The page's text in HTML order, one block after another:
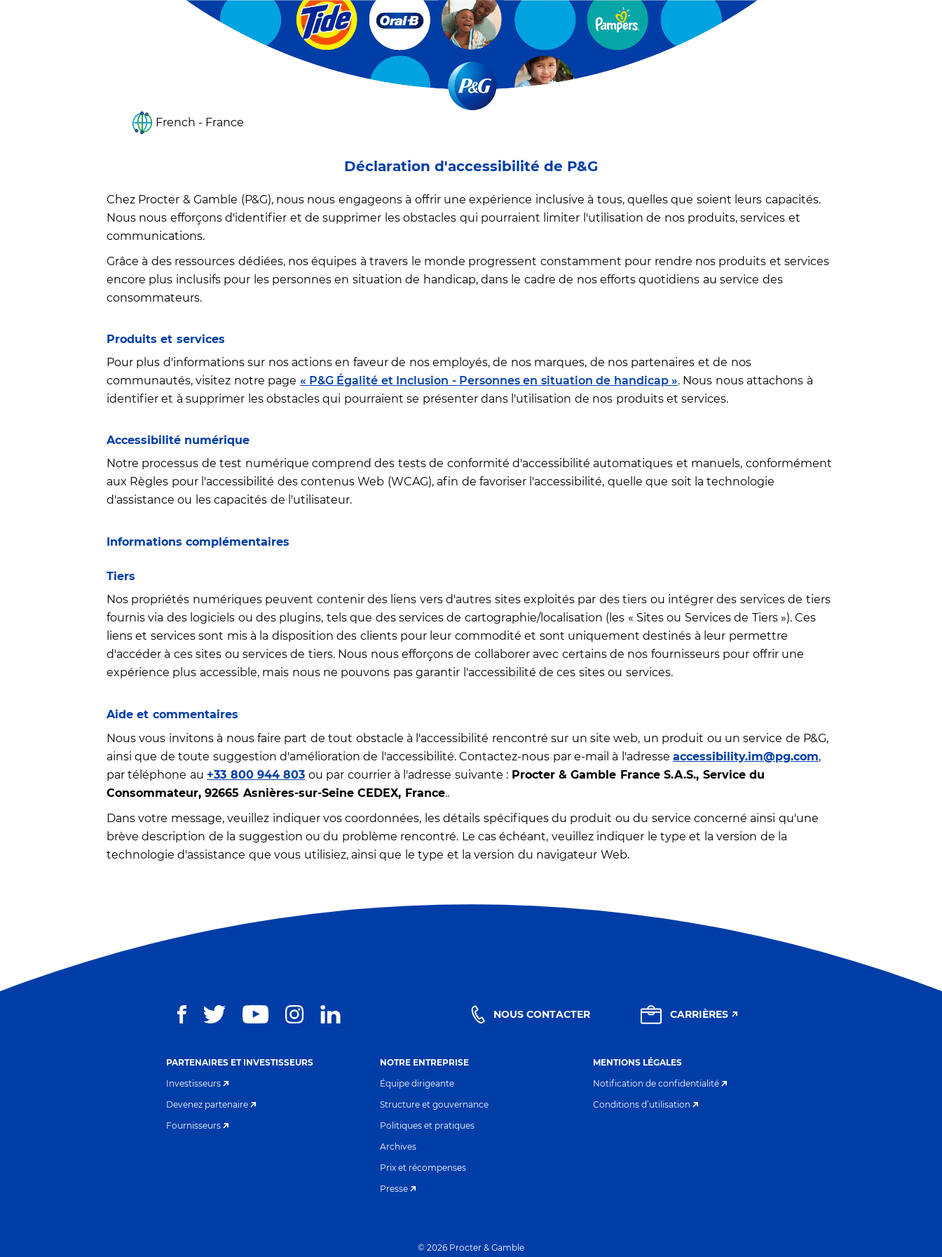
French - France
Déclaration d'accessibilité de P&G
Chez Procter & Gamble (P&G), nous nous engageons à offrir une expérience inclusive à tous, quelles que soient leurs capacités.
Nous nous efforçons d'identifier et de supprimer les obstacles qui pourraient limiter l'utilisation de nos produits, services et
communications.
Grâce à des ressources dédiées, nos équipes à travers le monde progressent constamment pour rendre nos produits et services
encore plus inclusifs pour les personnes en situation de handicap, dans le cadre de nos efforts quotidiens au service des
consommateurs.
Produits et services
Pour plus d'informations sur nos actions en faveur de nos employés, de nos marques, de nos partenaires et de nos
communautés, visitez notre page « P&G Égalité et Inclusion - Personnes en situation de handicap ». Nous nous attachons à
identifier et à supprimer les obstacles qui pourraient se présenter dans l'utilisation de nos produits et services.
Accessibilité numérique
Notre processus de test numérique comprend des tests de conformité d'accessibilité automatiques et manuels, conformément
aux Règles pour l'accessibilité des contenus Web (WCAG), afin de favoriser l'accessibilité, quelle que soit la technologie
d'assistance ou les capacités de l'utilisateur.
Informations complémentaires
Tiers
Nos propriétés numériques peuvent contenir des liens vers d'autres sites exploités par des tiers ou intégrer des services de tiers
fournis via des logiciels ou des plugins, tels que des services de cartographie/localisation (les « Sites ou Services de Tiers »). Ces
liens et services sont mis à la disposition des clients pour leur commodité et sont uniquement destinés à leur permettre
d'accéder à ces sites ou services de tiers. Nous nous efforçons de collaborer avec certains de nos fournisseurs pour offrir une
expérience plus accessible, mais nous ne pouvons pas garantir l'accessibilité de ces sites ou services.
Aide et commentaires
Nous vous invitons à nous faire part de tout obstacle à l'accessibilité rencontré sur un site web, un produit ou un service de P&G,
ainsi que de toute suggestion d'amélioration de l'accessibilité. Contactez-nous par e-mail à l'adresseaccessibility.im@pg.com,
par téléphone au +33 800 944 803 ou par courrier à l'adresse suivante : Procter & Gamble France S.A.S., Service du
Consommateur, 92665 Asnières-sur-Seine CEDEX, France..
Dans votre message, veuillez indiquer vos coordonnées, les détails spécifiques du produit ou du service concerné ainsi qu'une
brève description de la suggestion ou du problème rencontré. Le cas échéant, veuillez indiquer le type et la version de la
technologie d'assistance que vous utilisiez, ainsi que le type et la version du navigateur Web.
NOUS CONTACTER CARRIÈRES
PARTENAIRES ET INVESTISSEURS
Investisseurs
Devenez partenaire
Fournisseurs
NOTRE ENTREPRISE
Équipe dirigeante
Structure et gouvernance
Politiques et pratiques
Archives
Prix et récompenses
Presse
MENTIONS LÉGALES
Notification de confidentialité
Conditions d’utilisation
© 2026Procter & Gamble